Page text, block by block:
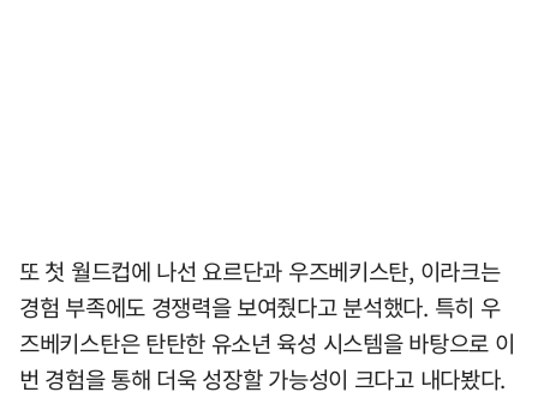
또 첫 월드컵에 나선 요르단과 우즈베키스탄, 이라크는
경험 부족에도 경쟁력을 보여줬다고 분석했다. 특히 우
즈베키스탄은 탄탄한 유소년 육성 시스템을 바탕으로 이
번 경험을 통해 더욱 성장할 가능성이 크다고 내다봤다.